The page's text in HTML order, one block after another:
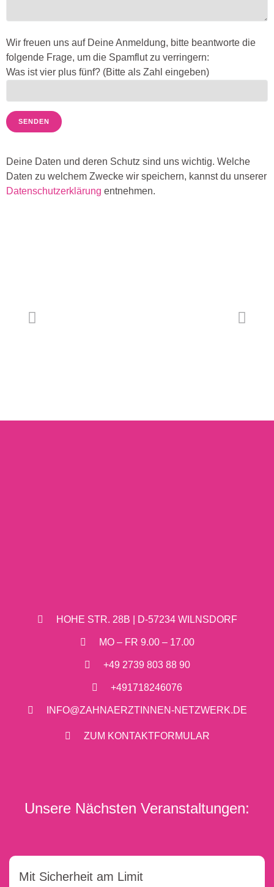
e
l
d
e
e
r
Wir freuen uns auf Deine Anmeldung, bitte beantworte die
folgende Frage, um die Spamflut zu verringern:
Was ist vier plus fünf? (Bitte als Zahl eingeben)
Deine Daten und deren Schutz sind uns wichtig. Welche
Daten zu welchem Zwecke wir speichern, kannst du unserer
Datenschutzerklärung entnehmen.
HOHE STR. 28B | D-57234 WILNSDORF
MO – FR 9.00 – 17.00
+49 2739 803 88 90
+491718246076
INFO@ZAHNAERZTINNEN-NETZWERK.DE
ZUM KONTAKTFORMULAR
Unsere Nächsten Veranstaltungen:
Mit Sicherheit am Limit